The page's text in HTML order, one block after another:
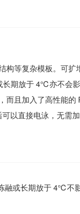
等复杂模板。可扩
长期放于 4℃亦不会
且加入了高性能的
以直接电泳，无需加
或长期放于 4℃不